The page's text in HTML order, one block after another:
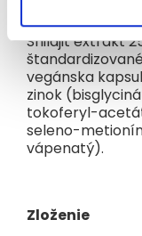
toho vznikli pilotné
ktorí žijú pre svoje
začína spokojným
Zloženie:L-
Shilajit extrakt
vegánska
zinok
tokoferyl-
seleno-
vápenatý).
Zloženie